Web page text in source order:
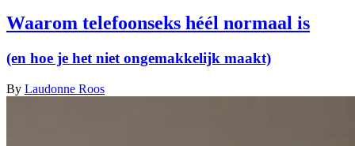
Waarom telefoonseks héél normaal is
(en hoe je het niet ongemakkelijk maakt)
By Laudonne Roos